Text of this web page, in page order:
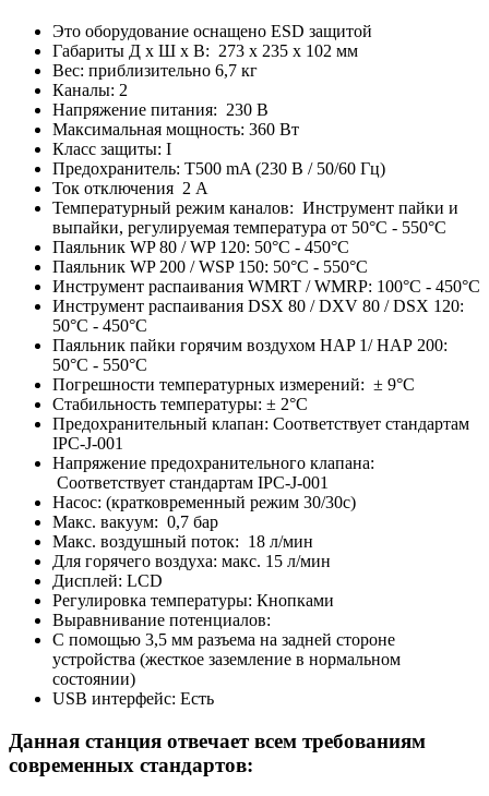
Это оборудование оснащено ESD защитой
Габариты Д х Ш х В: 273 x 235 x 102 мм
Вес: приблизительно 6,7 кг
Каналы: 2
Напряжение питания: 230 В
Максимальная мощность: 360 Вт
Класс защиты: I
Предохранитель: T500 mA (230 В / 50/60 Гц)
Ток отключения 2 A
Температурный режим каналов: Инструмент пайки и
выпайки, регулируемая температура от 50°C - 550°C
Паяльник WP 80 / WP 120: 50°C - 450°C
Паяльник WP 200 / WSP 150: 50°C - 550°C
Инструмент распаивания WMRT / WMRP: 100°C - 450°C
Инструмент распаивания DSX 80 / DXV 80 / DSX 120:
50°C - 450°C
Паяльник пайки горячим воздухом HAP 1/ HAP 200:
50°C - 550°C
Погрешности температурных измерений: ± 9°C
Стабильность температуры: ± 2°C
Предохранительный клапан: Соответствует стандартам
IPC-J-001
Напряжение предохранительного клапана:
Соответствует стандартам IPC-J-001
Насос: (кратковременный режим 30/30с)
Макс. вакуум: 0,7 бар
Макс. воздушный поток: 18 л/мин
Для горячего воздуха: макс. 15 л/мин
Дисплей: LCD
Регулировка температуры: Кнопками
Выравнивание потенциалов:
С помощью 3,5 мм разъема на задней стороне
устройства (жесткое заземление в нормальном
состоянии)
USB интерфейс: Есть
Данная станция отвечает всем требованиям
современных стандартов: